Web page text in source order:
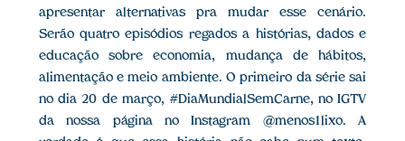
apresentar alternativas pra mudar esse cenário.
Serão quatro episódios regados a histórias, dados e
educação sobre economia, mudança de hábitos,
alimentação e meio ambiente. O primeiro da série sai
no dia 20 de março, #DiaMundialSemCarne, no IGTV
da nossa página no Instagram @menos1lixo. A